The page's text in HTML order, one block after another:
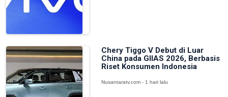
Chery Tiggo V Debut di Luar
China pada GIIAS 2026, Berbasis
Riset Konsumen Indonesia
Nusantaratv.com - 1 hari lalu